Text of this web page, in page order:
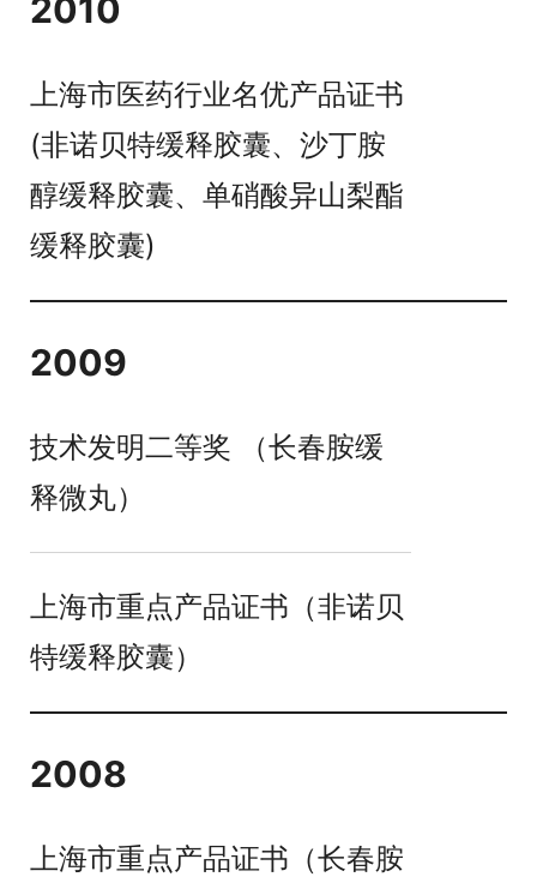
2010
上海市医药行业名优产品证书
(非诺贝特缓释胶囊、沙丁胺
醇缓释胶囊、单硝酸异山梨酯
缓释胶囊)
2009
技术发明二等奖 （长春胺缓
释微丸）
上海市重点产品证书（非诺贝
特缓释胶囊）
2008
上海市重点产品证书（长春胺